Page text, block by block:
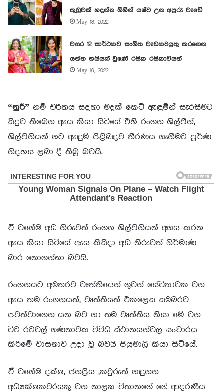
කුඩුවක් හදන්න ගිහින් යෂ්ට උන අපුරු වැඩේ
May 18, 2022
වසර 12 සාර්ථකව සංගීත වැඩකටයුතු කරගෙන
යන්න හයියක් වුණේ රසික රසිකාවියන්
May 16, 2022
“නූරී” නම් චරිතය සදහා මදක් කෙටි ඇඳුමින් සැරසීමට
සිදුව තිබෙන ඇය කියා සිටියේ එහි රංගන ශිල්පීන්,
ශිල්පිනියන් හට ඇඳුම් පිළිබඳව තීරණය ගැනීමට පූර්ණ
නිදහස ලබා දී තිබූ බවයි.
ඒ වගේම අඩ නිරුවත් රංගන ශිල්පිනියන් අගය කරන
ඇය කියා සිටියේ ඇය කිසිදා අඩ නිරුවත් නිර්මාණ
බාර නොගන්නා බවයි.
රංගනයට අමතරව වෘත්තියෙන් ගුවන් සේවිකාවක වන
ඇය තම රංගනයත්, වෘත්තියත් එකලෙස සමබරව
පවත්වාගෙන යන බව හා තම වෘත්තිය නිසා මේ වන
විට රටවල් ගණනාවක විවිධ ස්ථානයන්වල සංචාරය
කිරීමේ වාසනාව උදා වූ බවයි පියුමාලි කියා සිටියේ.
ඒ වගේම දක්ෂ, ජනප්‍රිය ,කවුරුත් හඳුනන
අධ්‍යක්ෂකවරයකු වන නාලක විතානගේ ගේ ආදරණීය